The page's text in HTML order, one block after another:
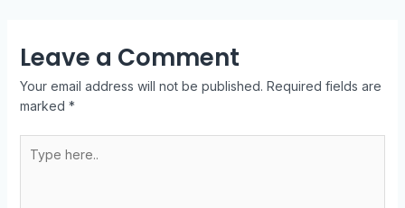
Leave a Comment
Your email address will not be published. Required fields are
marked *